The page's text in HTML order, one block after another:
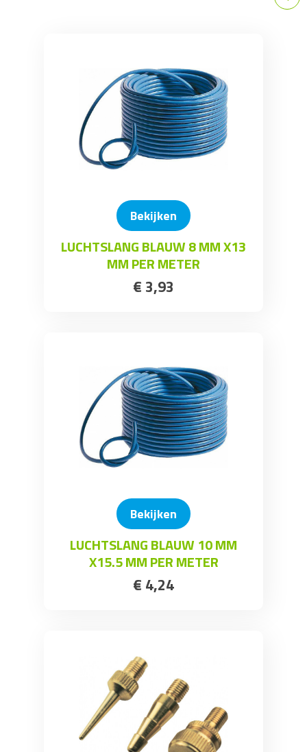
Bekijken
LUCHTSLANG BLAUW 8 MM X13
MM PER METER
€ 3,93
Bekijken
LUCHTSLANG BLAUW 10 MM
X15.5 MM PER METER
€ 4,24